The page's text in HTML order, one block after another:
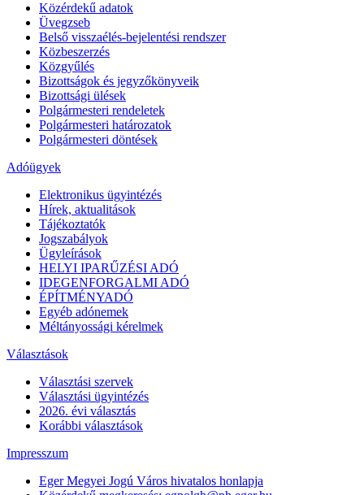
Közérdekű adatok
Üvegzseb
Belső visszaélés-bejelentési rendszer
Közbeszerzés
Közgyűlés
Bizottságok és jegyzőkönyveik
Bizottsági ülések
Polgármesteri rendeletek
Polgármesteri határozatok
Polgármesteri döntések
Adóügyek
Elektronikus ügyintézés
Hírek, aktualitások
Tájékoztatók
Jogszabályok
Ügyleírások
HELYI IPARŰZÉSI ADÓ
IDEGENFORGALMI ADÓ
ÉPÍTMÉNYADÓ
Egyéb adónemek
Méltányossági kérelmek
Választások
Választási szervek
Választási ügyintézés
2026. évi választás
Korábbi választások
Impresszum
Eger Megyei Jogú Város hivatalos honlapja